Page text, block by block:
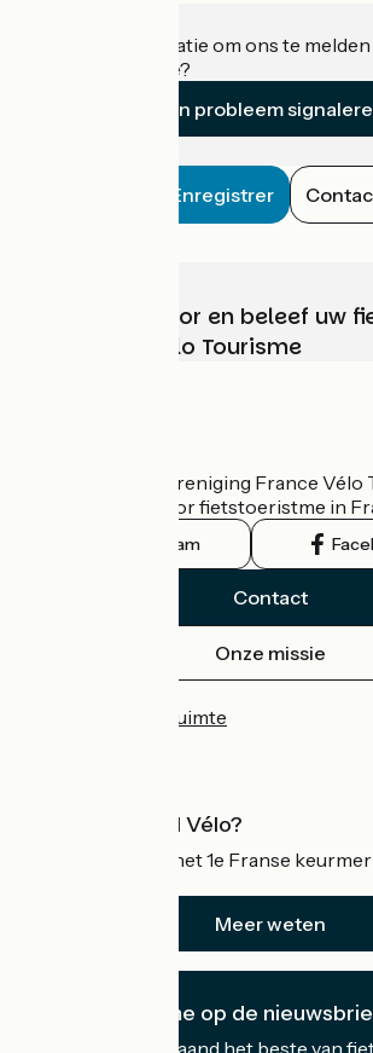
Heeft u informatie om ons te
accommodatie?
Een probleem
Enregistrer
Kies, bereid voor en beleef uw
met France Vélo Tourisme
De nationale vereniging France Vélo
officiële gids voor fietstoeristme in
Instagram
Contact
Onze missie
Professionele ruimte
Wat is Accueil Vélo?
Accueil Vélo is het 1e Franse
Meer weten
Ik abonneer me op de